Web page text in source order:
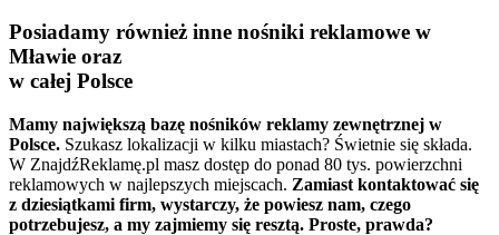
Posiadamy również inne nośniki reklamowe w
Mławie oraz
w całej Polsce
Mamy największą bazę nośników reklamy zewnętrznej w
Polsce. Szukasz lokalizacji w kilku miastach? Świetnie się składa.
W ZnajdźReklamę.pl masz dostęp do ponad 80 tys. powierzchni
reklamowych w najlepszych miejscach. Zamiast kontaktować się
z dziesiątkami firm, wystarczy, że powiesz nam, czego
potrzebujesz, a my zajmiemy się resztą. Proste, prawda?